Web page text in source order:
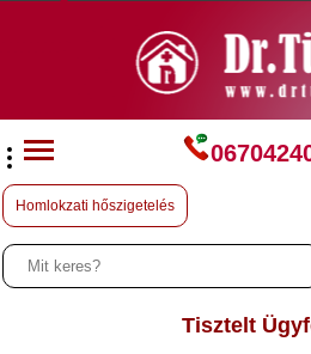
Homlokzati hőszigetelés
Tisztelt